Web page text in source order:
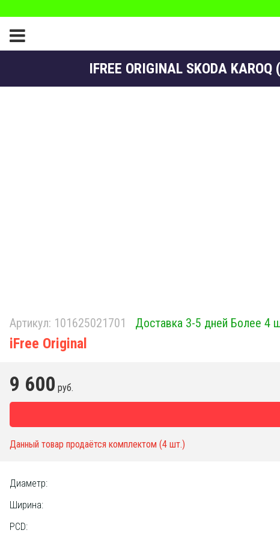
IFREE ORIGINAL SKODA
Артикул: 101625021701 Доставка 3-5 дней Более 4
iFree Original
9 600 руб.
Данный товар продаётся комплектом (4 шт.)
Диаметр:
Ширина:
PCD: